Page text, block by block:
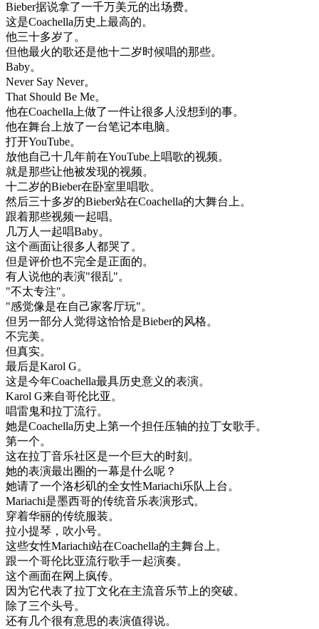
Bieber据说拿了一千万美元的出场费。
这是Coachella历史上最高的。
他三十多岁了。
但他最火的歌还是他十二岁时候唱的那些。
Baby。
Never Say Never。
That Should Be Me。
他在Coachella上做了一件让很多人没想到 的事。
他在舞台上放了一台笔记本电脑。
打开YouTube。
放他自己十几年前在YouTube上唱歌的视频。
就是那些让他被发现的视频。
十二岁的Bieber在卧室里唱歌。
然后三十多岁的Bieber站在Coachella的大舞台上。
跟着那些视频一起唱。
几万人一起唱Baby。
这个画面让很多人都哭了。
但是评价也不完全是正面的。
有人说他的表演"很乱"。
"不太专注"。
"感觉像是在自己家客厅玩"。
但 另一部分人觉得这恰恰是Bieber的风格。
不完美。
但真实。
最后是Karol G。
这是今年Coachella最具历史意义 的表演。
Karol G来自哥伦比亚。
唱雷鬼和拉丁流行。
她是Coachella历史上第一个担任压轴的拉丁女歌手。
第一个。
这在拉丁音乐社区是一个巨大的时刻 。
她的表演最出 圈的一幕是什么呢 ？
她请了一个洛杉矶的全女性Mariachi乐队上台。
Mariachi是墨西哥的传统音乐表演形式。
穿着华丽的传统服装。
拉小提琴 ， 吹小号。
这些女性Mariachi站在Coachella的主舞台上。
跟一个哥伦比亚流行歌手一起演奏。
这个画面在网上疯传。
因为它代表了拉丁文化在主流音乐节上的突破。
除了三个头号。
还有几个很有意思的表演值得说。